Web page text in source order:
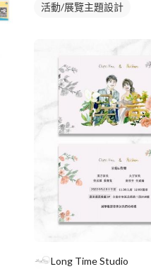
活動/展覽主題設計
Long Time Studio